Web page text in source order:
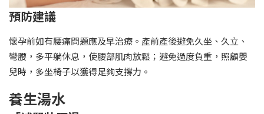
預防建議
懷孕前如有腰痛問題應及早治療。產前產後避免久坐、久立、
彎腰，多平躺休息，使腰部肌肉放鬆；避免過度負重，照顧嬰
兒時，多坐椅子以獲得足夠支撐力。
養生湯水